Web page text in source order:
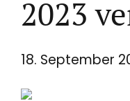
2023
18. September